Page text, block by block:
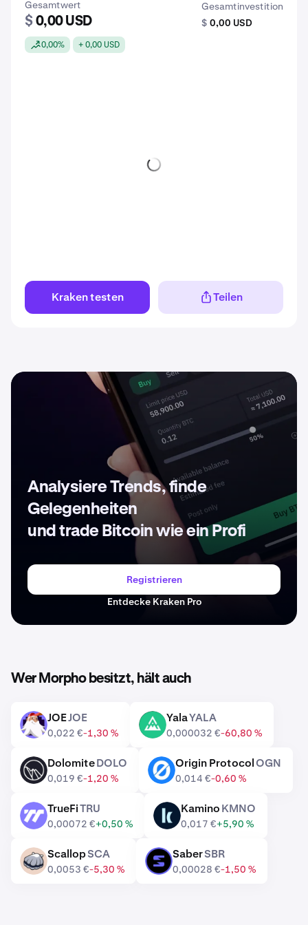
Gesamtwert
$ 0,00 USD
0,00% + 0,00 USD
Gesamtinvestition
$ 0,00 USD
Kraken testen Teilen
Analysiere Trends, finde
Gelegenheiten
und trade Bitcoin wie ein Profi
Registrieren
Entdecke Kraken Pro
Wer Morpho besitzt, hält auch
JOE JOEJOE
0,022 €-1,30 %
YALA YalaYALA
0,000032 €-60,80 %
DOLO DolomiteDOLO
0,019 €-1,20 %
OGN Origin ProtocolOGN
0,014 €-0,60 %
TRU TrueFiTRU
0,00072 €+0,50 %
KMNO KaminoKMNO
0,017 €+5,90 %
SCA ScallopSCA
0,0053 €-5,30 %
SBR SaberSBR
0,00028 €-1,50 %